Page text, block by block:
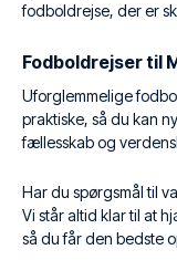
fodboldrejse, der er
Fodboldrejser til
Uforglemmelige
praktiske, så du kan
fællesskab og
Har du spørgsmål til
Vi står altid klar til at
så du får den bedste